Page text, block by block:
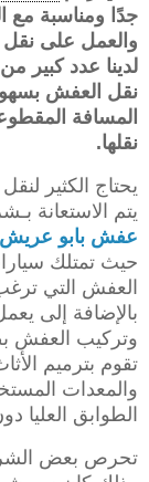
جدًا ومناسبة مع
والعمل على نقل
لدينا عدد كبير
نقل العفش
المسافة
نقلها.
يحتاج الكثير
يتم الاستعانة
عفش بابو عريش
حيث تمتلك
العفش التي
بالإضافة إلى
وتركيب العفش
تقوم بترميم
والمعدات
الطوابق
تحرص بعض